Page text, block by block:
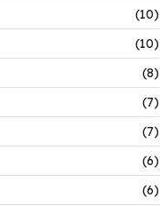
(10)
(10)
(8)
(7)
(7)
(6)
(6)